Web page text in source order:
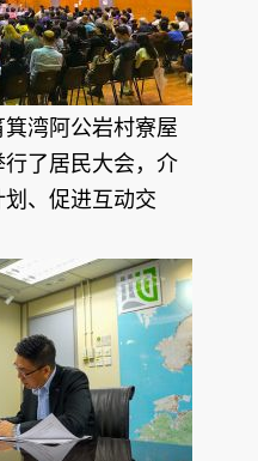
湾阿公岩村寮屋
了居民大会，介
、促进互动交